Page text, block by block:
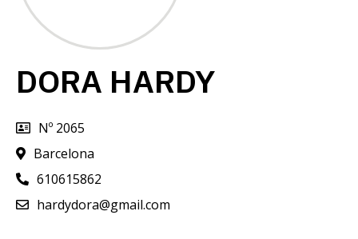
DORA HARDY
Nº 2065
Barcelona
610615862
hardydora@gmail.com